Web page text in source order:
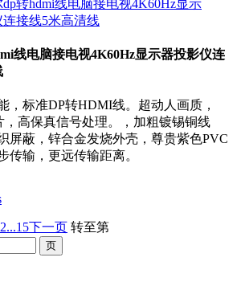
线电脑接电视4K60Hz显示器投影仪连
，标准DP转HDMI线。超动人画质，
，高保真信号处理。，加粗镀锡铜线
屏蔽，锌合金发烧外壳，尊贵紫色PVC
传输，更远传输距离。
...15下一页 转至第